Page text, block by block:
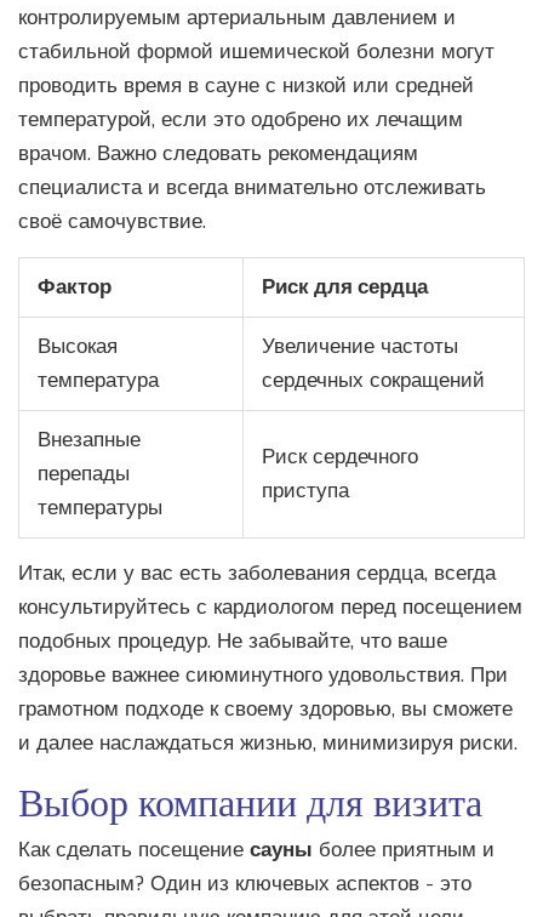
контролируемым артериальным давлением и
стабильной формой ишемической болезни могут
проводить время в сауне с низкой или средней
температурой, если это одобрено их лечащим
врачом. Важно следовать рекомендациям
специалиста и всегда внимательно отслеживать
своё самочувствие.
Фактор Риск для сердца
Высокая
температура
Увеличение частоты
сердечных сокращений
Внезапные
перепады
температуры
Риск сердечного
приступа
Итак, если у вас есть заболевания сердца, всегда
консультируйтесь с кардиологом перед посещением
подобных процедур. Не забывайте, что ваше
здоровье важнее сиюминутного удовольствия. При
грамотном подходе к своему здоровью, вы сможете
и далее наслаждаться жизнью, минимизируя риски.
Выбор компании для визита
Как сделать посещение сауны более приятным и
безопасным? Один из ключевых аспектов - это